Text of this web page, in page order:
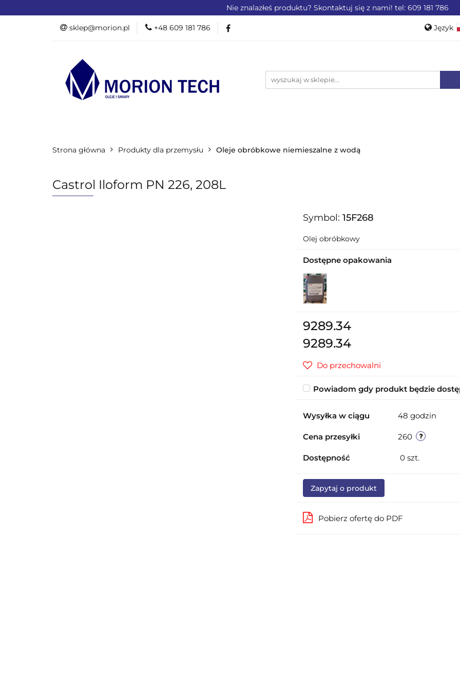
Nie znalazłeś produktu? Skontaktuj się z nami! tel: 609 181 786
sklep@morion.pl +48 609 181 786 Język
PROMOCJE %
OFERTA DLA PRZEMYSŁU OFERTA DLA LOTNICTWA OFERTA
Strona główna Produkty dla przemysłu Oleje obróbkowe niemieszalne z wodą
Castrol Iloform PN 226, 208L
Symbol: 15F268
Olej obróbkowy
Dostępne opakowania
9289.34
9289.34
Do przechowalni
Powiadom gdy produkt będzie
Wysyłka w ciągu 48 godzin
Cena przesyłki 260
Dostępność 0 szt.
Zapytaj o produkt
Pobierz ofertę do PDF